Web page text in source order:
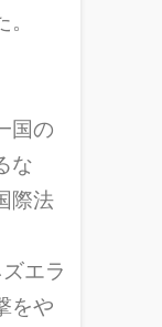
国の
な
際法
エラ
をや